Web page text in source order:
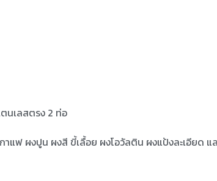
นเลสตรง 2 ท่อ
แฟ ผงปูน ผงสี ขี้เลื้อย ผงโอวัลติน ผงแป้งละเอียด แ